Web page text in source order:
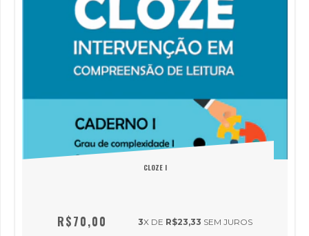
CLOZE I
R$70,00 3X DE R$23,33 SEM JUROS